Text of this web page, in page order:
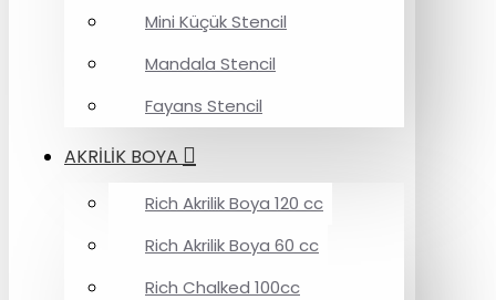
Mini Küçük Stencil
Mandala Stencil
Fayans Stencil
AKRİLİK BOYA
Rich Akrilik Boya 120 cc
Rich Akrilik Boya 60 cc
Rich Chalked 100cc